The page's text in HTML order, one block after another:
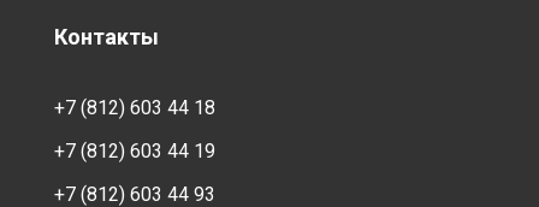
Контакты
+7 (812) 603 44 18
+7 (812) 603 44 19
+7 (812) 603 44 93